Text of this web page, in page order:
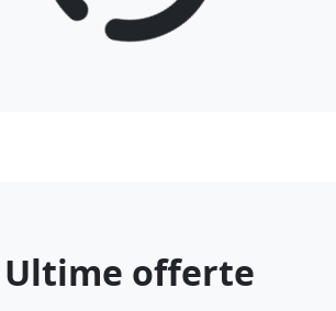
Ultime offerte